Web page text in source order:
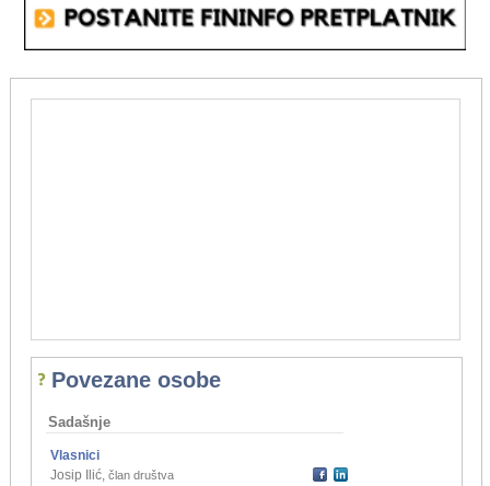
Povezane osobe
Sadašnje
Vlasnici
Josip Ilić, član društva